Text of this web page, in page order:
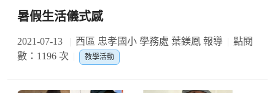
暑假生活儀式感
2021-07-13 西區 忠孝國小 學務處 葉鎂鳳 報導
點閱
數：1196 次
教學活動